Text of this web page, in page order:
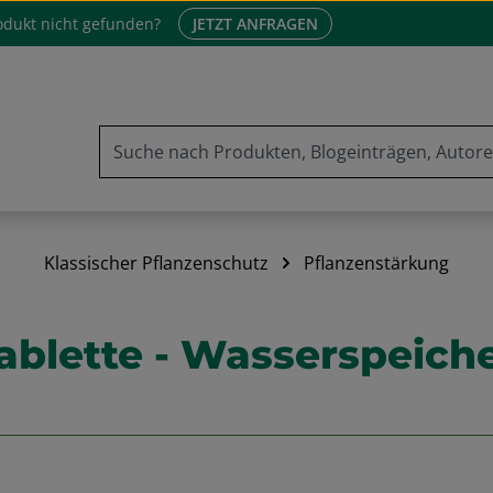
nicht gefunden? JETZT ANFRAGEN
Klassischer Pflanzenschutz Pflanzenstärkung
-